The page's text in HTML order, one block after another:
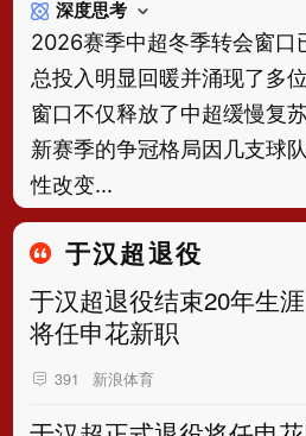
深度思考
2026赛季中超冬季转会窗口
总投入明显回暖并涌现了多
窗口不仅释放了中超缓慢复
新赛季的争冠格局因几支球
性改变...
于汉超退役
于汉超退役结束20年生涯
将任申花新职
391 新浪体育